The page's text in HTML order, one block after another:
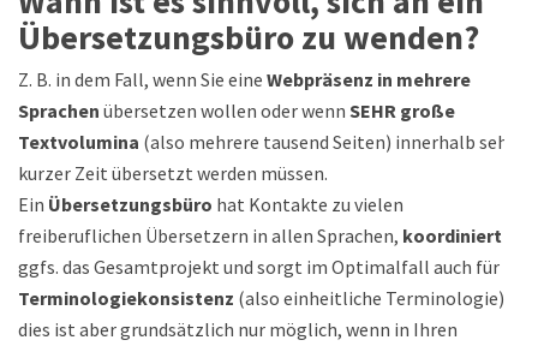
Übersetzungsbüro zu wenden?
Z. B. in dem Fall, wenn Sie eine Webpräsenz in mehrere
Sprachen übersetzen wollen oder wenn SEHR große
Textvolumina (also mehrere tausend Seiten) innerhalb sehr
kurzer Zeit übersetzt werden müssen.
Ein Übersetzungsbüro hat Kontakte zu vielen
freiberuflichen Übersetzern in allen Sprachen, koordiniert
ggfs. das Gesamtprojekt und sorgt im Optimalfall auch für
Terminologiekonsistenz (also einheitliche Terminologie) –
dies ist aber grundsätzlich nur möglich, wenn in Ihren